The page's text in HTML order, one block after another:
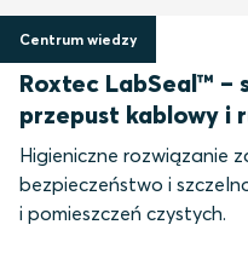
Centrum wiedzy
13 sierpnia 2025
Roxtec LabSeal™ –
przepust kablowy i
Higieniczne rozwiązanie
bezpieczeństwo i
i pomieszczeń czystych.